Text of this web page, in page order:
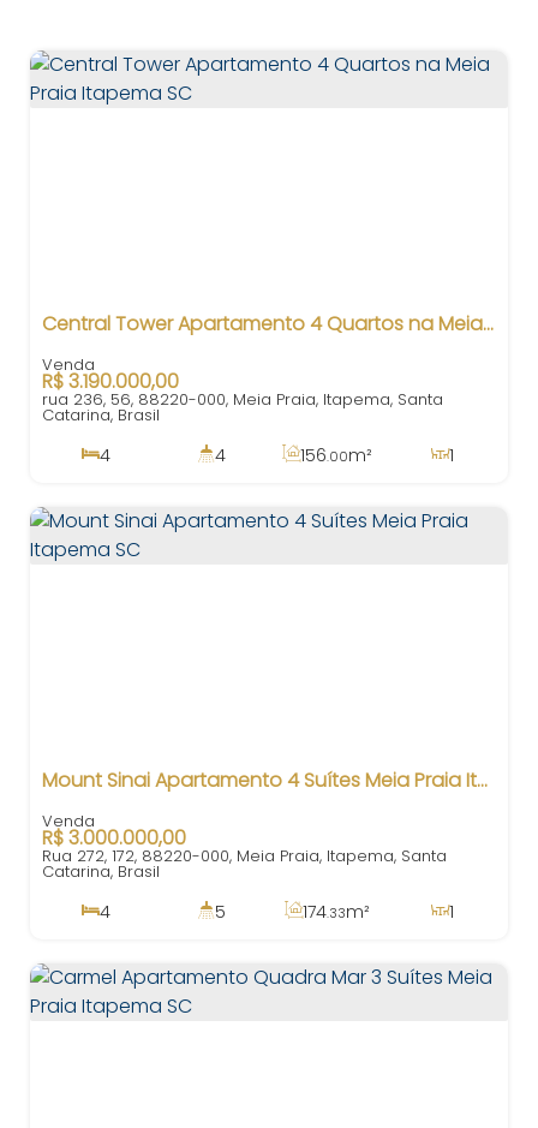
Central Tower Apartamento 4 Quartos na Meia Praia Itapema SC
R$3.190.000,00
rua 236, 56, 88220-000, Meia Praia, Itapema, Santa
Catarina, Brasil
4 4 156.00m²
1
Mount Sinai Apartamento 4 Suítes Meia Praia Itapema SC
R$3.000.000,00
Rua 272, 172, 88220-000, Meia Praia, Itapema, Santa
Catarina, Brasil
4 5 174.33m²
1